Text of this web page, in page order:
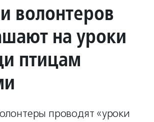
волонтеров
на уроки
птицам
проводят «уроки